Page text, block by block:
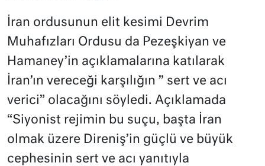
İran ordusunun elit kesimi Devrim
Muhafızları Ordusu da Pezeşkiyan ve
Hamaney’in açıklamalarına katılarak
İran’ın vereceği karşılığın ” sert ve acı
verici” olacağını söyledi. Açıklamada
“Siyonist rejimin bu suçu, başta İran
olmak üzere Direniş’in güçlü ve büyük
cephesinin sert ve acı yanıtıyla